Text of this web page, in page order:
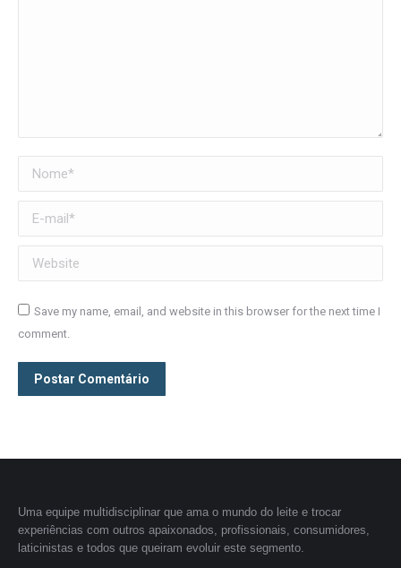
Nome *
E-mail *
Website
Save my name, email, and website in this browser for the next time I
comment.
Postar Comentário
Uma equipe multidisciplinar que ama o mundo do leite e trocar
experiências com outros apaixonados, profissionais, consumidores,
laticinistas e todos que queiram evoluir este segmento.